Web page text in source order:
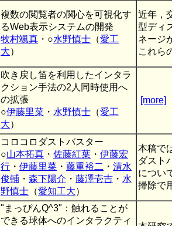
複数の閲覧者の関心を可視化す
るWeb表示システムの開発
牧村颯真 ・○水野慎士 （愛工
大）
近年，
型ディ
ネージ
これら
吹き戻し笛を利用したインタラ
クション手法の2人同時使用へ
の拡張
○伊藤里菜 ・ 水野慎士 （愛工
大）
[more]
コロコロダストバスター
○山本拓真 ・ 佐藤紅葉 ・ 伊藤宏
行 ・ 伊藤里菜 ・ 藤重裕二 ・ 清水
俊輔 ・ 森下陽介 ・ 藤澤壱吉 ・ 水
野慎士 （愛知工大）
本稿で
ダスト
につい
掃除で
"まっぴんQ^3"：触れることが
できる球体へのインタラクティ